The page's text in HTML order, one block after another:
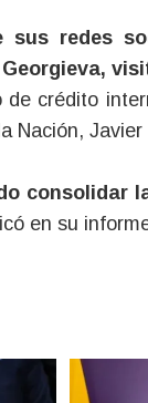
redes
,
crédito
Nación, Javier
consolidar
en su